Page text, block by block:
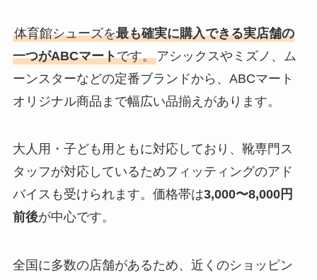
体育館シューズを最も確実に購入できる実店舗の
一つがABCマートです。アシックスやミズノ、ム
ーンスターなどの定番ブランドから、ABCマート
オリジナル商品まで幅広い品揃えがあります。
大人用・子ども用ともに対応しており、靴専門ス
タッフが対応しているためフィッティングのアド
バイスも受けられます。価格帯は3,000〜8,000円
前後が中心です。
全国に多数の店舗があるため、近くのショッピン